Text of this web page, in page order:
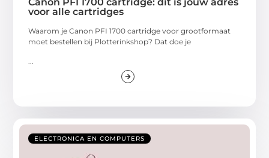
Canon PFI 1700 cartridge: dit is jouw adres
voor alle cartridges
Waarom je Canon PFI 1700 cartridge voor grootformaat
moet bestellen bij Plotterinkshop? Dat doe je
ELECTRONICA EN COMPUTERS